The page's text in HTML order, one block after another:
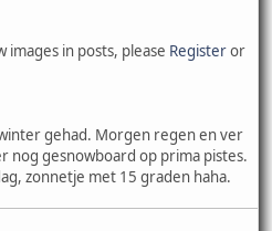
images in posts, please Registeror
gehad. Morgen regen en ver
nog gesnowboard op prima pistes.
zonnetje met 15 graden haha.